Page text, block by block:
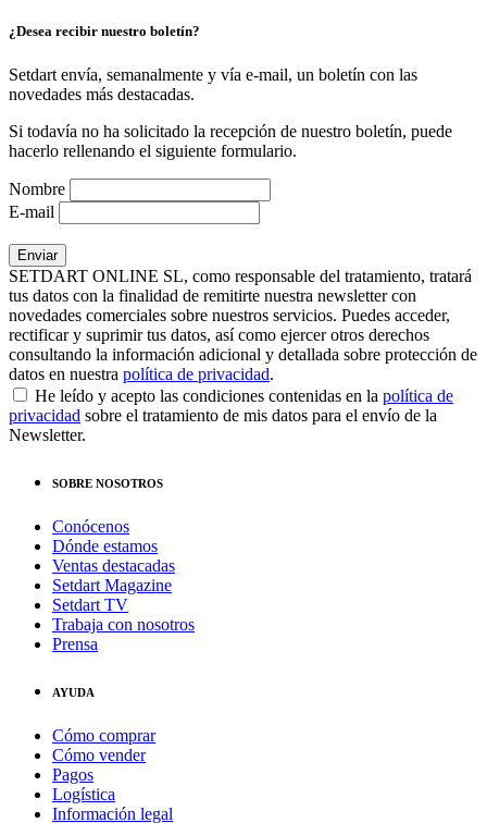
¿Desea recibir nuestro boletín?
Setdart envía, semanalmente y vía e-mail, un boletín con las
novedades más destacadas.
Si todavía no ha solicitado la recepción de nuestro boletín, puede
hacerlo rellenando el siguiente formulario.
Nombre
E-mail
SETDART ONLINE SL, como responsable del tratamiento, tratará
tus datos con la finalidad de remitirte nuestra newsletter con
novedades comerciales sobre nuestros servicios. Puedes acceder,
rectificar y suprimir tus datos, así como ejercer otros derechos
consultando la información adicional y detallada sobre protección de
datos en nuestra política de privacidad.
He leído y acepto las condiciones contenidas en la política de
privacidad sobre el tratamiento de mis datos para el envío de la
Newsletter.
SOBRE NOSOTROS
Conócenos
Dónde estamos
Ventas destacadas
Setdart Magazine
Setdart TV
Trabaja con nosotros
Prensa
AYUDA
Cómo comprar
Cómo vender
Pagos
Logística
Información legal